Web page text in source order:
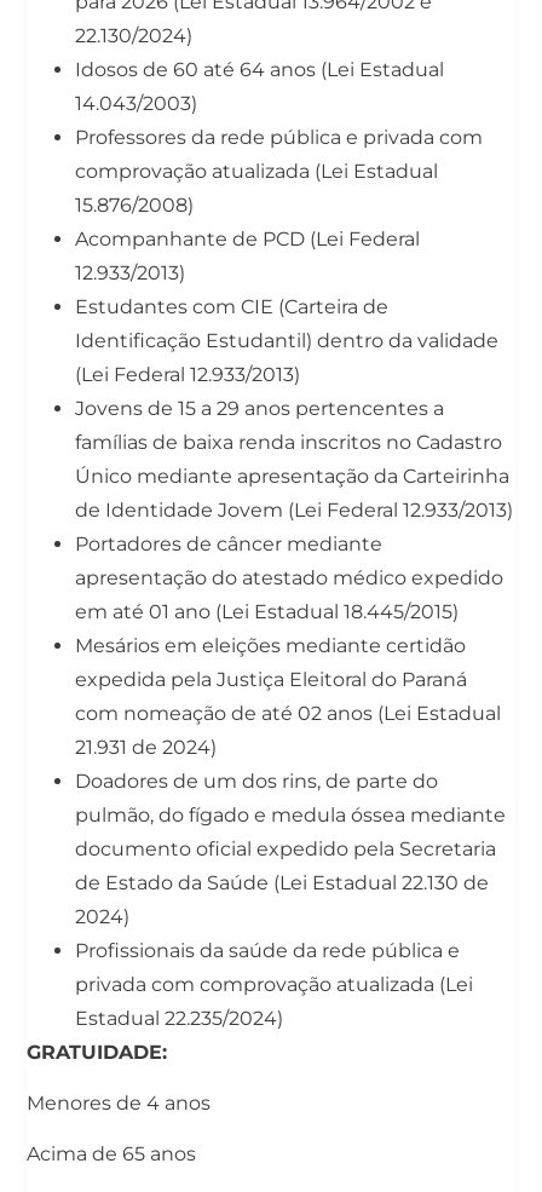
22.130/2024)
Idosos de 60 até 64 anos (Lei Estadual
14.043/2003)
Professores da rede pública e privada com
comprovação atualizada (Lei Estadual
15.876/2008)
Acompanhante de PCD (Lei Federal
12.933/2013)
Estudantes com CIE (Carteira de
Identificação Estudantil) dentro da validade
(Lei Federal 12.933/2013)
Jovens de 15 a 29 anos pertencentes a
famílias de baixa renda inscritos no Cadastro
Único mediante apresentação da Carteirinha
de Identidade Jovem (Lei Federal 12.933/2013)
Portadores de câncer mediante
apresentação do atestado médico expedido
em até 01 ano (Lei Estadual 18.445/2015)
Mesários em eleições mediante certidão
expedida pela Justiça Eleitoral do Paraná
com nomeação de até 02 anos (Lei Estadual
21.931 de 2024)
Doadores de um dos rins, de parte do
pulmão, do fígado e medula óssea mediante
documento oficial expedido pela Secretaria
de Estado da Saúde (Lei Estadual 22.130 de
2024)
Profissionais da saúde da rede pública e
privada com comprovação atualizada (Lei
Estadual 22.235/2024)
GRATUIDADE:
Menores de 4 anos
Acima de 65 anos